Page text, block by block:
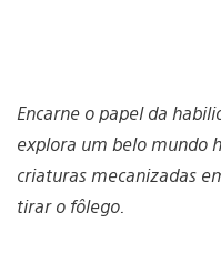
Encarne o papel da
explora um belo mundo
criaturas mecanizadas
tirar o fôlego.